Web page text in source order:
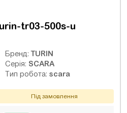
tr03-500s-u
Бренд:TURIN
Серія: SCARA
Тип робота: scara
Під замовлення